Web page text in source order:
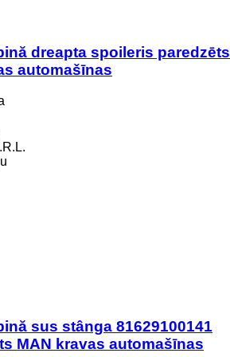
dreapta spoileris paredzēts
automašīnas
sus stânga 81629100141
MAN kravas automašīnas